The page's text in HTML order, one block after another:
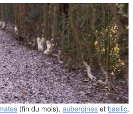
(fin du mois), aubergines et basilic,